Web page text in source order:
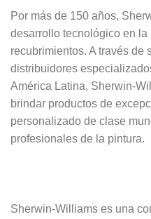
Por más de 150 años,
desarrollo tecnológico en
recubrimientos. A través de
distribuidores
América Latina, Sherwin-
brindar productos de
personalizado de clase
profesionales de la pintura.
Sherwin-Williams es una